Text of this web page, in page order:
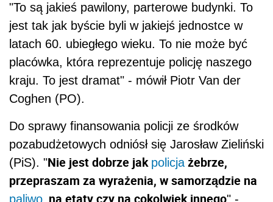
"To są jakieś pawilony, parterowe budynki. To
jest tak jak byście byli w jakiejś jednostce w
latach 60. ubiegłego wieku. To nie może być
placówka, która reprezentuje policję naszego
kraju. To jest dramat" - mówił Piotr Van der
Coghen (PO).
Do sprawy finansowania policji ze środków
pozabudżetowych odniósł się Jarosław Zieliński
(PiS). "Nie jest dobrze jak policjażebrze,
przepraszam za wyrażenia, w samorządzie na
paliwo " -